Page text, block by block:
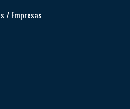
/ Empresas